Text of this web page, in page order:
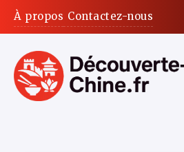
À propos Contactez-nous